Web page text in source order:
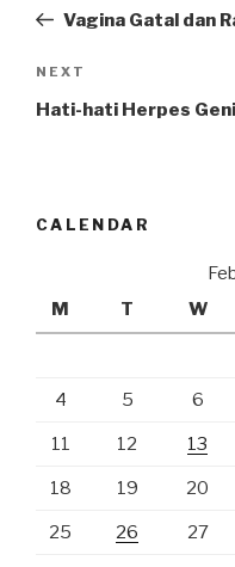
PostVagina Gatal dan
Next
Post
NEXT
Hati-hati Herpes
CALENDAR
M
T W
4 5 6
11 12 13
18 19 20
25 26 27